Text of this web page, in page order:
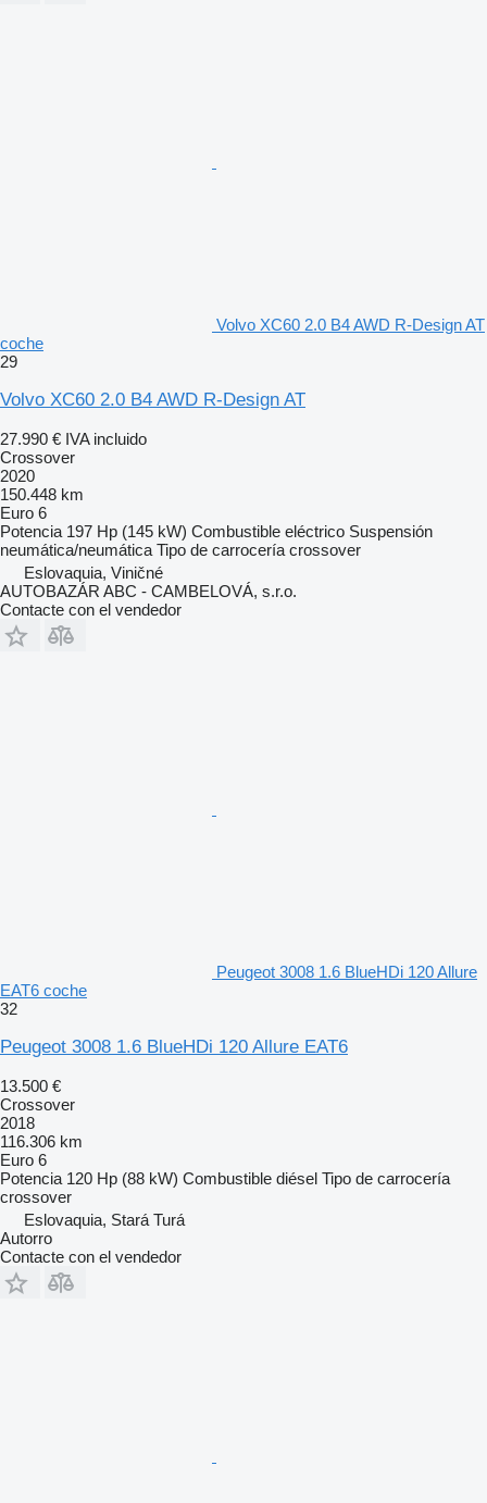
Volvo XC60 2.0 B4 AWD R-Design AT
coche
29
Volvo XC60 2.0 B4 AWD R-Design AT
27.990 € IVA incluido
Crossover
2020
150.448 km
Euro 6
Potencia 197 Hp (145 kW) Combustible eléctrico Suspensión
neumática/neumática Tipo de carrocería crossover
Eslovaquia, Viničné
AUTOBAZÁR ABC - CAMBELOVÁ, s.r.o.
Contacte con el vendedor
Peugeot 3008 1.6 BlueHDi 120 Allure
EAT6 coche
32
Peugeot 3008 1.6 BlueHDi 120 Allure EAT6
13.500 €
Crossover
2018
116.306 km
Euro 6
Potencia 120 Hp (88 kW) Combustible diésel Tipo de carrocería
crossover
Eslovaquia, Stará Turá
Autorro
Contacte con el vendedor